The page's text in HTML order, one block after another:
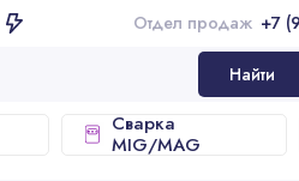
Отдел продаж +7 (953) 174-89-59
Найти
Сварка
MIG/MAG